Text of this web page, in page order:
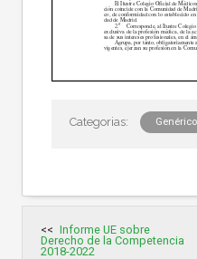
Genérico
de
entradas
Informe UE sobre
Derecho de la Competencia
2018-2022